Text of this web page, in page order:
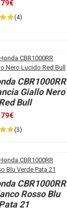
(4)
CBR1000RR
Giallo Nero
Bull
(3)
CBR1000RR
Rosso Blu
21